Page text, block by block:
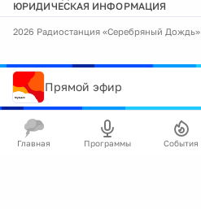
ЮРИДИЧЕСКАЯ ИНФОРМАЦИЯ
2026 Радиостанция «Серебряный Дождь»
Прямой эфир
Главная Программы События